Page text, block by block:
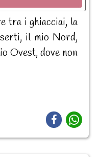
tra i ghiacciai, la
il mio Nord,
Ovest, dove non